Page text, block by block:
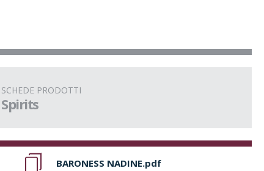
SCHEDE PRODOTTI
Spirits
BARONESS NADINE.pdf